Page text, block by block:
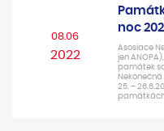
08.06
2022
noc
Asosiace
jen
památek
25. –